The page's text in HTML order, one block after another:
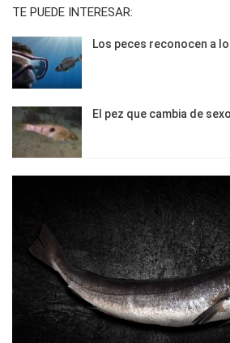
TE PUEDE INTERESAR:
Los peces reconocen a
El pez que cambia de